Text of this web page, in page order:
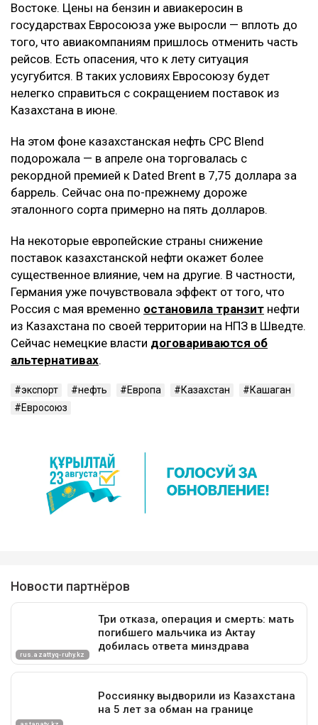
Востоке. Цены на бензин и авиакеросин в
государствах Евросоюза уже выросли — вплоть до
того, что авиакомпаниям пришлось отменить часть
рейсов. Есть опасения, что к лету ситуация
усугубится. В таких условиях Евросоюзу будет
нелегко справиться с сокращением поставок из
Казахстана в июне.
На этом фоне казахстанская нефть CPC Blend
подорожала — в апреле она торговалась с
рекордной премией к Dated Brent в 7,75 доллара за
баррель. Сейчас она по-прежнему дороже
эталонного сорта примерно на пять долларов.
На некоторые европейские страны снижение
поставок казахстанской нефти окажет более
существенное влияние, чем на другие. В частности,
Германия уже почувствовала эффект от того, что
Россия с мая временно остановила транзит нефти
из Казахстана по своей территории на НПЗ в Шведте.
Сейчас немецкие власти договариваются об
альтернативах.
экспорт нефть Европа Казахстан
Кашаган
Евросоюз